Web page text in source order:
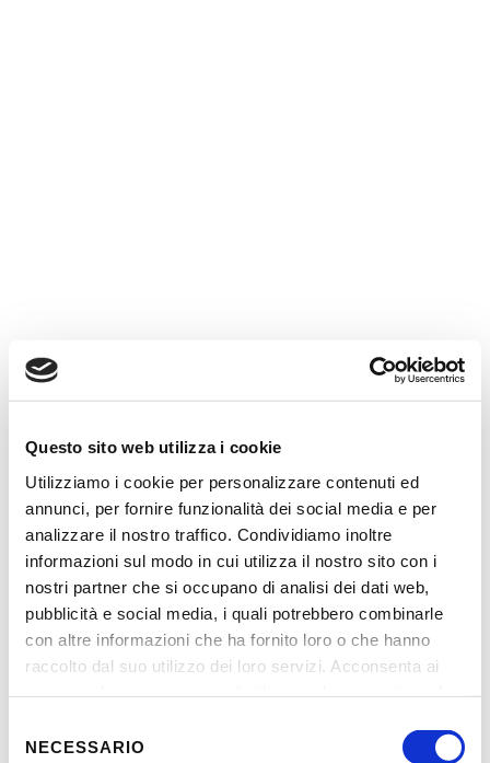
Questo sito web utilizza i cookie
Utilizziamo i cookie per personalizzare contenuti ed
annunci, per fornire funzionalità dei social media e per
analizzare il nostro traffico. Condividiamo inoltre
informazioni sul modo in cui utilizza il nostro sito con i
nostri partner che si occupano di analisi dei dati web,
pubblicità e social media, i quali potrebbero combinarle
con altre informazioni che ha fornito loro o che hanno
raccolto dal suo utilizzo dei loro servizi. Acconsenta ai
delNECESSARIO